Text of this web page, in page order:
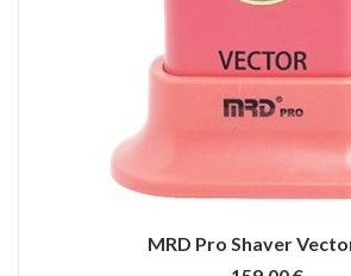
MRD Pro Shaver